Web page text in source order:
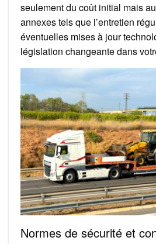
seulement du coût initial mais
annexes tels que l’entretien
éventuelles mises à jour
législation changeante dans
Normes de sécurité et